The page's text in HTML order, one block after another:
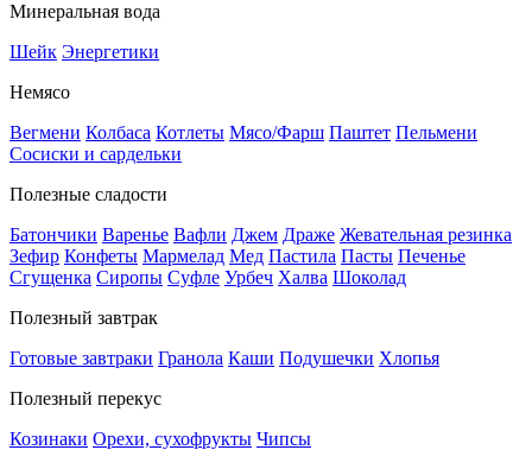
Минеральная вода
Шейк Энергетики
Немясо
Вегмени Колбаса Котлеты Мясо/Фарш Паштет Пельмени
Сосиски и сардельки
Полезные сладости
Батончики Варенье Вафли Джем Драже Жевательная резинка
Зефир Конфеты Мармелад Мед Пастила Пасты Печенье
Сгущенка Сиропы Суфле Урбеч Халва Шоколад
Полезный завтрак
Готовые завтраки Гранола Каши Подушечки Хлопья
Полезный перекус
Козинаки Орехи, сухофрукты Чипсы